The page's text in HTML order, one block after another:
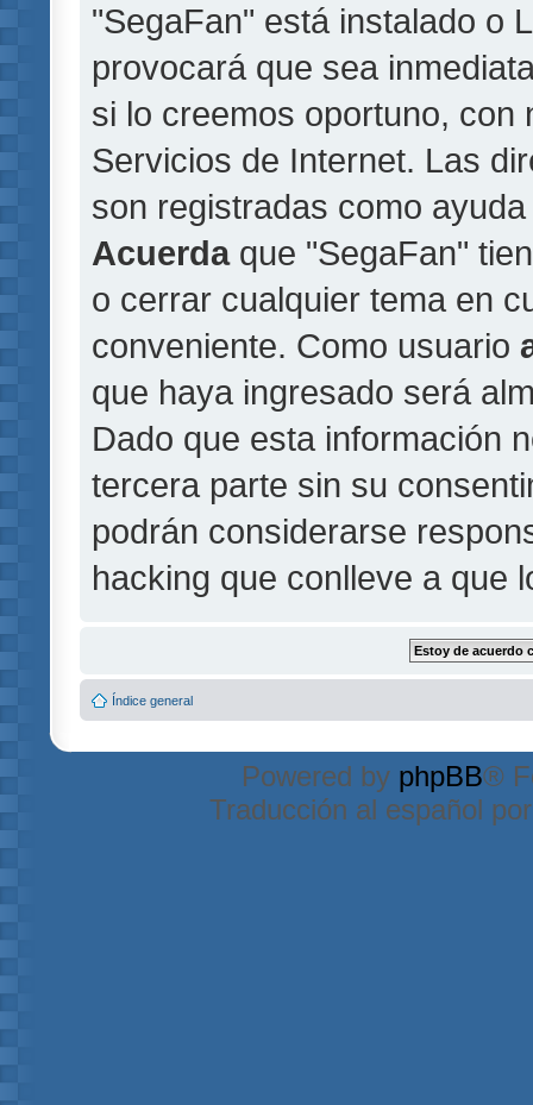
"SegaFan" está instalado o
provocará que sea
si lo creemos oportuno, con
Servicios de Internet. Las
son registradas como
Acuerdaque "SegaFan"
o cerrar cualquier tema en
conveniente. Como usuario
que haya ingresado será
Dado que esta información
tercera parte sin su
podrán considerarse
hacking que conlleve a que
Índice general
Powered by phpBB®
Traducción al español